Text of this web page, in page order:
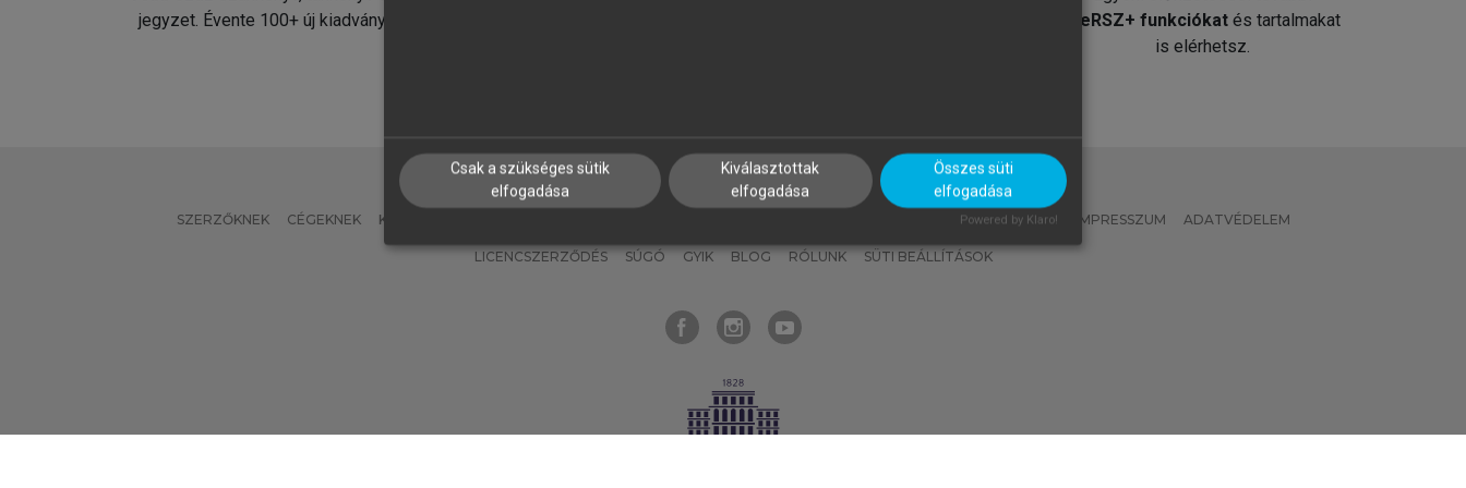
jegyzet. Évente 100+ új kiadvány.
MeRSZ+ funkciókat és tartalmakat
is elérhetsz.
SZERZŐKNEK CÉGEKNEK KÖNYVTÁROSOKNAK MI – ÁLTALÁNOS IRÁNYELVEK IMPRESSZUM ADATVÉDELEM
LICENCSZERZŐDÉS SÚGÓ GYIK BLOG RÓLUNK SÜTI BEÁLLÍTÁSOK
Csak a szükséges sütik
elfogadása
Kiválasztottak
elfogadása
Összes süti
elfogadása
Powered by Klaro!